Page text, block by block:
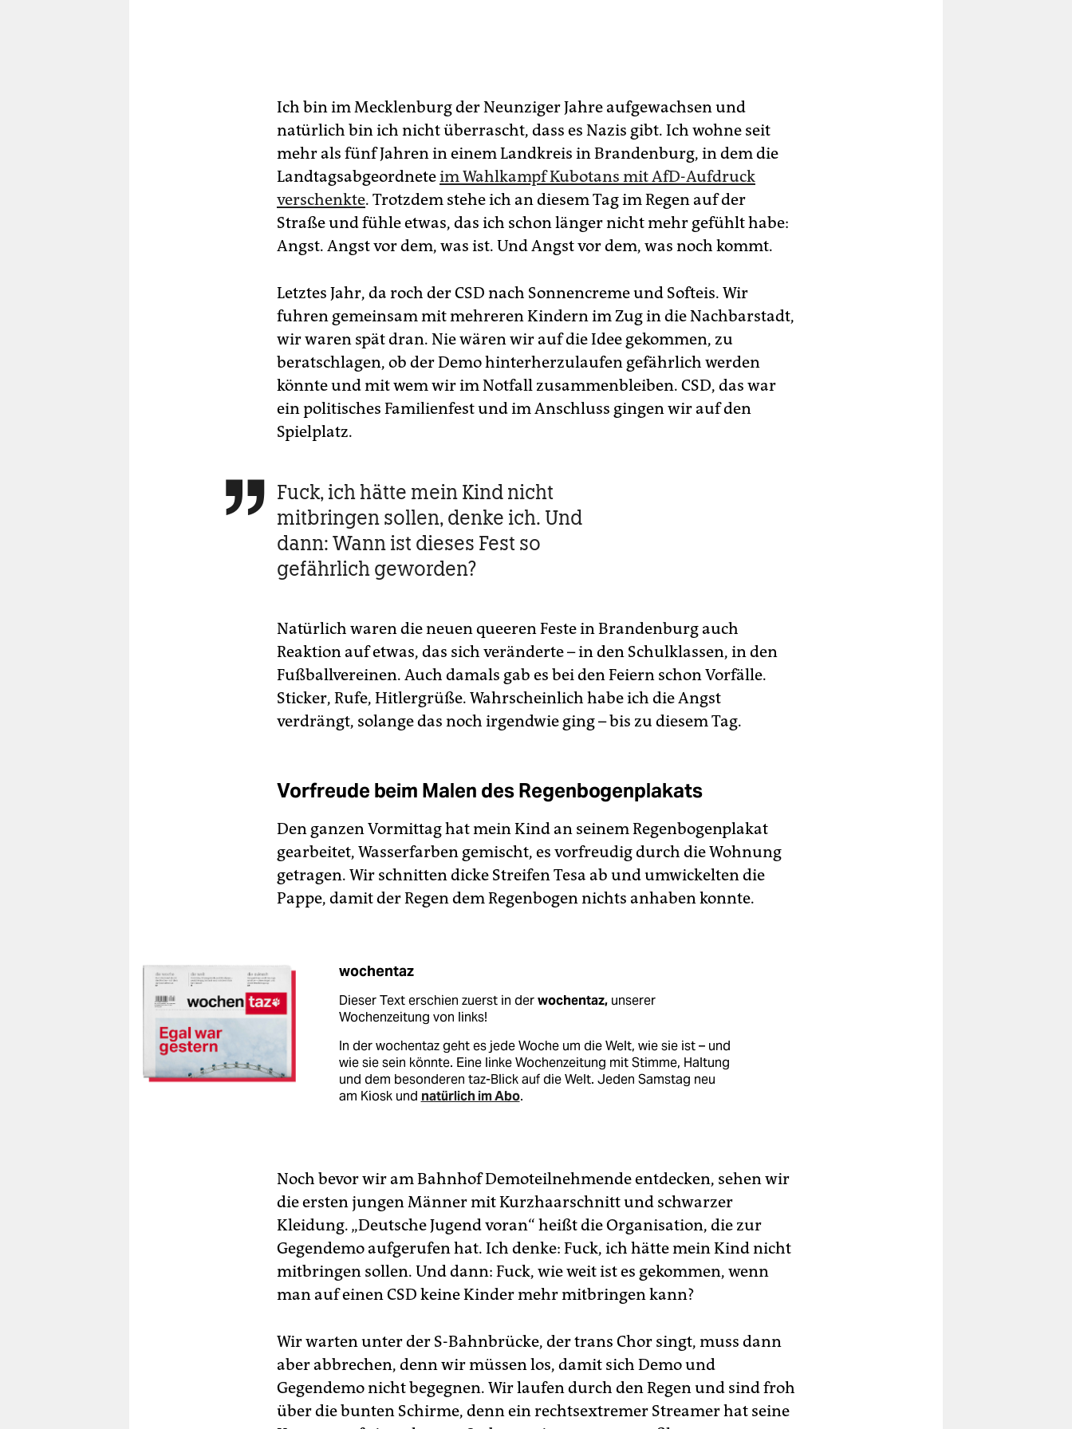
Ich bin im Mecklenburg der Neunziger Jahre aufgewachsen und
natürlich bin ich nicht überrascht, dass es Nazis gibt. Ich wohne seit
mehr als fünf Jahren in einem Landkreis in Brandenburg, in dem die
Landtagsabgeordneteim Wahlkampf Kubotans mit AfD-Aufdruck
verschenkte. Trotzdem stehe ich an diesem Tag im Regen auf der
Straße und fühle etwas, das ich schon länger nicht mehr gefühlt habe:
Angst. Angst vor dem, was ist. Und Angst vor dem, was noch kommt.
Letztes Jahr, da roch der CSD nach Sonnencreme und Softeis. Wir
fuhren gemeinsam mit mehreren Kindern im Zug in die Nachbarstadt,
wir waren spät dran. Nie wären wir auf die Idee gekommen, zu
beratschlagen, ob der Demo hinterherzulaufen gefährlich werden
könnte und mit wem wir im Notfall zusammenbleiben. CSD, das war
ein politisches Familienfest und im Anschluss gingen wir auf den
Spielplatz.
 Fuck, ich hätte mein Kind nicht
mitbringen sollen, denke ich. Und
dann: Wann ist dieses Fest so
gefährlich geworden?
Natürlich waren die neuen queeren Feste in Brandenburg auch
Reaktion auf etwas, das sich veränderte – in den Schulklassen, in den
Fußballvereinen. Auch damals gab es bei den Feiern schon Vorfälle.
Sticker, Rufe, Hitlergrüße. Wahrscheinlich habe ich die Angst
verdrängt, solange das noch irgendwie ging – bis zu diesem Tag.
Vorfreude beim Malen des Regenbogenplakats
Den ganzen Vormittag hat mein Kind an seinem Regenbogenplakat
gearbeitet, Wasserfarben gemischt, es vorfreudig durch die Wohnung
getragen. Wir schnitten dicke Streifen Tesa ab und umwickelten die
Pappe, damit der Regen dem Regenbogen nichts anhaben konnte.
wochentaz
Dieser Text erschien zuerst in derwochentaz,unserer
Wochenzeitung von links!
In der wochentaz geht es jede Woche um die Welt, wie sie ist – und
wie sie sein könnte. Eine linke Wochenzeitung mit Stimme, Haltung
und dem besonderen taz-Blick auf die Welt. Jeden Samstag neu
am Kiosk und natürlich im Abo.
Noch bevor wir am Bahnhof Demoteilnehmende entdecken, sehen wir
die ersten jungen Männer mit Kurzhaarschnitt und schwarzer
Kleidung. „Deutsche Jugend voran“ heißt die Organisation, die zur
Gegendemo aufgerufen hat. Ich denke: Fuck, ich hätte mein Kind nicht
mitbringen sollen. Und dann: Fuck, wie weit ist es gekommen, wenn
man auf einen CSD keine Kinder mehr mitbringen kann?
Wir warten unter der S-Bahnbrücke, der trans Chor singt, muss dann
aber abbrechen, denn wir müssen los, damit sich Demo und
Gegendemo nicht begegnen. Wir laufen durch den Regen und sind froh
über die bunten Schirme, denn ein rechtsextremer Streamer hat seine